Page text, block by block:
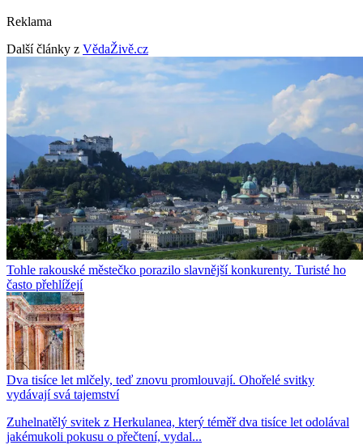
Reklama
Další články z VědaŽivě.cz
Tohle rakouské městečko porazilo slavnější konkurenty. Turisté ho
často přehlížejí
Dva tisíce let mlčely, teď znovu promlouvají. Ohořelé svitky
vydávají svá tajemství
Zuhelnatělý svitek z Herkulanea, který téměř dva tisíce let odolával
jakémukoli pokusu o přečtení, vydal...